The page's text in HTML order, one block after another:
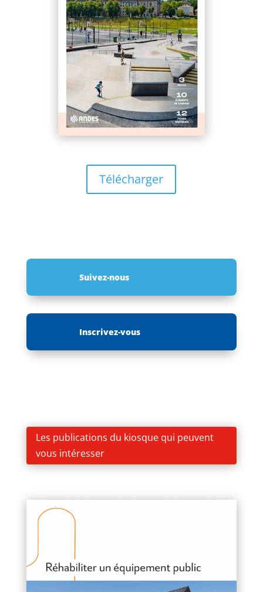
Télécharger
Suivez-nous
Inscrivez-vous
Les publications du kiosque qui peuvent
vous intéresser